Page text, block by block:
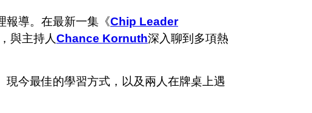
報導。在最新一集《Chip Leader
與主持人Chance Kornuth深入聊到多項熱
現今最佳的學習方式，以及兩人在牌桌上遇